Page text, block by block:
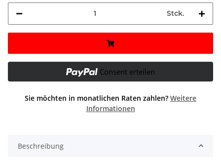
Stck.
Consent erteilen
Sie möchten in monatlichen Raten zahlen? Weitere
Informationen
Beschreibung